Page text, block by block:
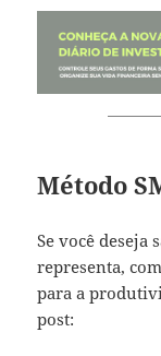
Método
Se você deseja
representa,
para a
post: